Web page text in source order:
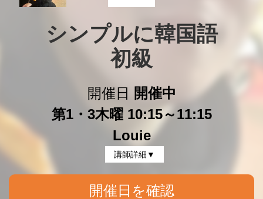
シンプルに韓国語
初級
開催日
開催中
第1・3木曜 10:15～11:15
Louie
講師詳細▼
開催日を確認